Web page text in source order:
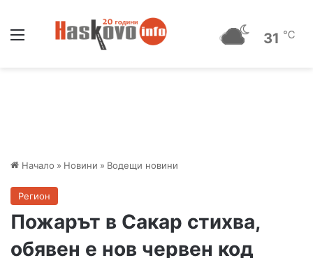
31 ℃
Начало » Новини » Водещи новини
Регион
Пожарът в Сакар стихва,
обявен е нов червен код